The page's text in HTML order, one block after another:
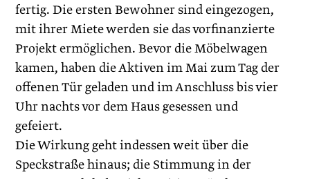
fertig. Die ersten Bewohner sind eingezogen,
mit ihrer Miete werden sie das vorfinanzierte
Projekt ermöglichen. Bevor die Möbelwagen
kamen, haben die Aktiven im Mai zum Tag der
offenen Tür geladen und im Anschluss bis vier
Uhr nachts vor dem Haus gesessen und
gefeiert.
Die Wirkung geht indessen weit über die
Speckstraße hinaus; die Stimmung in der